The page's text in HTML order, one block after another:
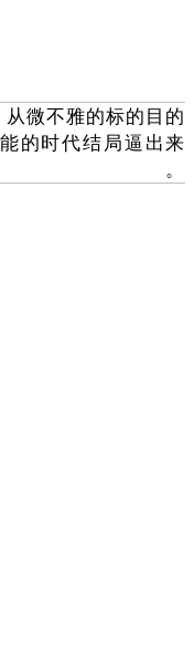
微不雅的标的目的
的时代结局逼出来